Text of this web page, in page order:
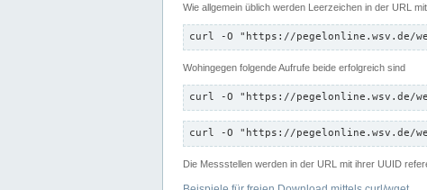
Wie allgemein üblich werden Leerzeichen in der URL
curl -O "https://pegelonline.wsv.de/
Wohingegen folgende Aufrufe beide erfolgreich sind
curl -O "https://pegelonline.wsv.de/
curl -O "https://pegelonline.wsv.de/
Die Messstellen werden in der URL mit ihrer UUID